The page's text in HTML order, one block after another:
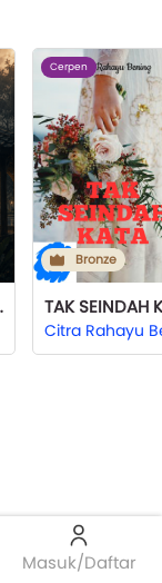
Masuk/Daftar
Cerpen
Bronze